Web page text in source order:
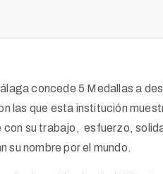
concede 5 Medallas a
las que esta institución
con su trabajo, esfuerzo,
su nombre por el mundo.